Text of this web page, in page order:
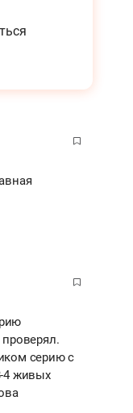
серию с
4 живых